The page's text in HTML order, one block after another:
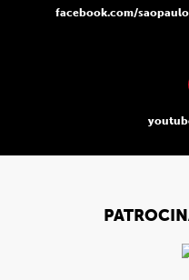
facebook.com/